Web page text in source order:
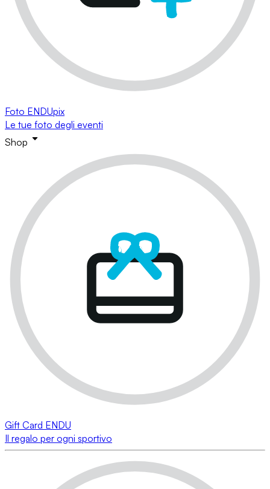
Foto ENDUpix
Le tue foto degli eventi
Shop
Gift Card ENDU
Il regalo per ogni sportivo